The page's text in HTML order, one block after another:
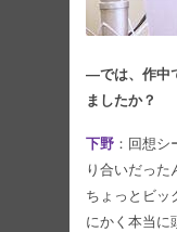
—では、作中
ましたか？
下野 ：回想
り合いだった
ちょっとビッ
にかく本当に